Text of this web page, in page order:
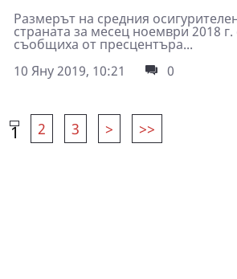
Размерът на средния
страната за месец ноември 2018 г.
съобщиха от пресцентъра...
10 Яну 2019, 10:21
0
1 2 3 > >>